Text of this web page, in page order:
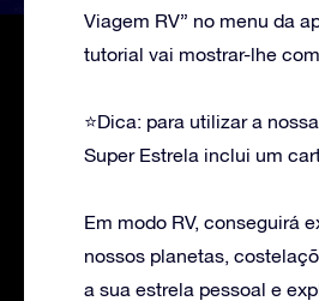
Viagem RV” no menu da
tutorial vai mostrar-lhe
⭐Dica: para utilizar a
Super Estrela inclui um
Em modo RV, conseguirá
nossos planetas,
a sua estrela pessoal e